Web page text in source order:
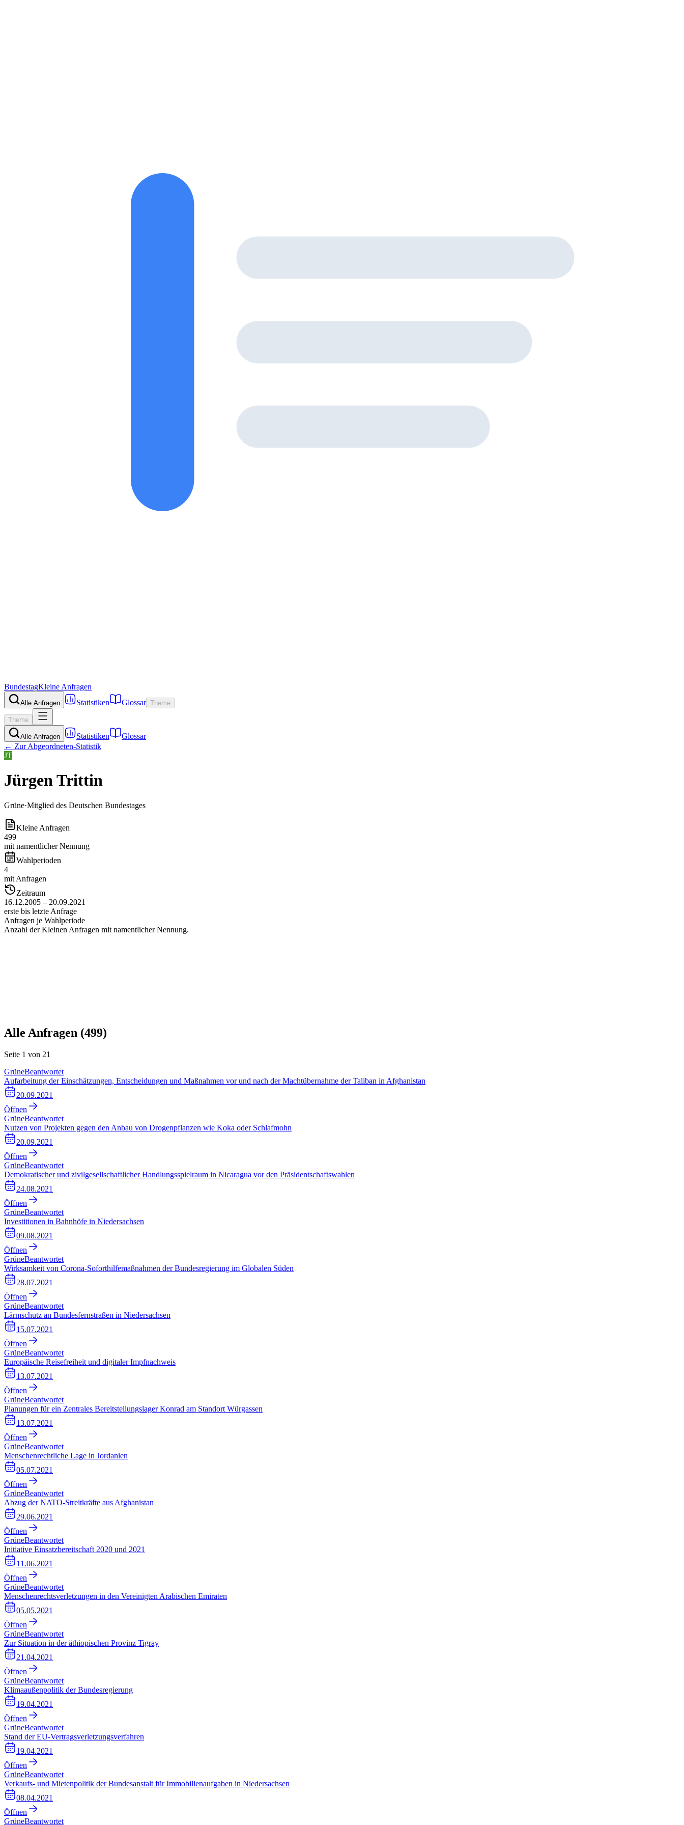
BundestagKleine Anfragen
Alle Anfragen Statistiken Glossar Theme
Theme
Alle Anfragen Statistiken
Glossar
← Zur Abgeordneten-Statistik
JT
Jürgen Trittin
Grüne·Mitglied des Deutschen Bundestages
Kleine Anfragen
499
mit namentlicher Nennung
Wahlperioden
4
mit Anfragen
Zeitraum
16.12.2005 – 20.09.2021
erste bis letzte Anfrage
Anfragen je Wahlperiode
Anzahl der Kleinen Anfragen mit namentlicher Nennung.
Alle Anfragen (499)
Seite 1 von 21
GrüneBeantwortet
Aufarbeitung der Einschätzungen, Entscheidungen und Maßnahmen vor und nach der Machtübernahme der Taliban in Afghanistan
20.09.2021
Öffnen
GrüneBeantwortet
Nutzen von Projekten gegen den Anbau von Drogenpflanzen wie Koka oder Schlafmohn
20.09.2021
Öffnen
GrüneBeantwortet
Demokratischer und zivilgesellschaftlicher Handlungsspielraum in Nicaragua vor den Präsidentschaftswahlen
24.08.2021
Öffnen
GrüneBeantwortet
Investitionen in Bahnhöfe in Niedersachsen
09.08.2021
Öffnen
GrüneBeantwortet
Wirksamkeit von Corona-Soforthilfemaßnahmen der Bundesregierung im Globalen Süden
28.07.2021
Öffnen
GrüneBeantwortet
Lärmschutz an Bundesfernstraßen in Niedersachsen
15.07.2021
Öffnen
GrüneBeantwortet
Europäische Reisefreiheit und digitaler Impfnachweis
13.07.2021
Öffnen
GrüneBeantwortet
Planungen für ein Zentrales Bereitstellungslager Konrad am Standort Würgassen
13.07.2021
Öffnen
GrüneBeantwortet
Menschenrechtliche Lage in Jordanien
05.07.2021
Öffnen
GrüneBeantwortet
Abzug der NATO-Streitkräfte aus Afghanistan
29.06.2021
Öffnen
GrüneBeantwortet
Initiative Einsatzbereitschaft 2020 und 2021
11.06.2021
Öffnen
GrüneBeantwortet
Menschenrechtsverletzungen in den Vereinigten Arabischen Emiraten
05.05.2021
Öffnen
GrüneBeantwortet
Zur Situation in der äthiopischen Provinz Tigray
21.04.2021
Öffnen
GrüneBeantwortet
Klimaaußenpolitik der Bundesregierung
19.04.2021
Öffnen
GrüneBeantwortet
Stand der EU-Vertragsverletzungsverfahren
19.04.2021
Öffnen
GrüneBeantwortet
Verkaufs- und Mietenpolitik der Bundesanstalt für Immobilienaufgaben in Niedersachsen
08.04.2021
Öffnen
GrüneBeantwortet